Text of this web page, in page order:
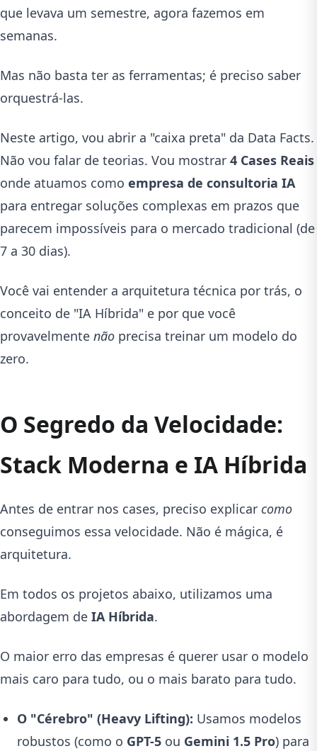
que levava um semestre, agora fazemos em
semanas.
Mas não basta ter as ferramentas; é preciso saber
orquestrá-las.
Neste artigo, vou abrir a "caixa preta" da Data Facts.
Não vou falar de teorias. Vou mostrar 4 Cases Reais
onde atuamos como empresa de consultoria IA
para entregar soluções complexas em prazos que
parecem impossíveis para o mercado tradicional (de
7 a 30 dias).
Você vai entender a arquitetura técnica por trás, o
conceito de "IA Híbrida" e por que você
provavelmente não precisa treinar um modelo do
zero.
O Segredo da Velocidade:
Stack Moderna e IA Híbrida
Antes de entrar nos cases, preciso explicar como
conseguimos essa velocidade. Não é mágica, é
arquitetura.
Em todos os projetos abaixo, utilizamos uma
abordagem de IA Híbrida.
O maior erro das empresas é querer usar o modelo
mais caro para tudo, ou o mais barato para tudo.
O "Cérebro" (Heavy Lifting): Usamos modelos
robustos (como o GPT-5 ou Gemini 1.5 Pro) para